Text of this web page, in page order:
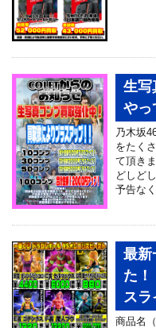
生写
やっ
乃木坂
をたく
て頂き
どしど
予告な
最新
た！
ス
商品名